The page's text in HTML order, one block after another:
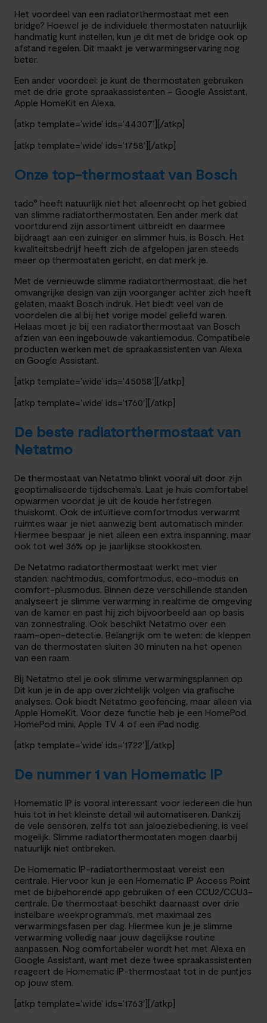
Het voordeel van een radiatorthermostaat met een
bridge? Hoewel je de individuele thermostaten natuurlijk
handmatig kunt instellen, kun je dit met de bridge ook op
afstand regelen. Dit maakt je verwarmingservaring nog
beter.
Een ander voordeel: je kunt de thermostaten gebruiken
met de drie grote spraakassistenten – Google Assistant,
Apple HomeKit en Alexa.
[atkp template=’wide’ ids=’44307′][/atkp]
[atkp template=’wide’ ids=’1758′][/atkp]
Onze top-thermostaat van Bosch
tado° heeft natuurlijk niet het alleenrecht op het gebied
van slimme radiatorthermostaten. Een ander merk dat
voortdurend zijn assortiment uitbreidt en daarmee
bijdraagt aan een zuiniger en slimmer huis, is Bosch. Het
kwaliteitsbedrijf heeft zich de afgelopen jaren steeds
meer op thermostaten gericht, en dat merk je.
Met de vernieuwde slimme radiatorthermostaat, die het
omvangrijke design van zijn voorganger achter zich heeft
gelaten, maakt Bosch indruk. Het biedt veel van de
voordelen die al bij het vorige model geliefd waren.
Helaas moet je bij een radiatorthermostaat van Bosch
afzien van een ingebouwde vakantiemodus. Compatibele
producten werken met de spraakassistenten van Alexa
en Google Assistant.
[atkp template=’wide’ ids=’45058′][/atkp]
[atkp template=’wide’ ids=’1760′][/atkp]
De beste radiatorthermostaat van
Netatmo
De thermostaat van Netatmo blinkt vooral uit door zijn
geoptimaliseerde tijdschema’s. Laat je huis comfortabel
opwarmen voordat je uit de koude herfstregen
thuiskomt. Ook de intuïtieve comfortmodus verwarmt
ruimtes waar je niet aanwezig bent automatisch minder.
Hiermee bespaar je niet alleen een extra inspanning, maar
ook tot wel 36% op je jaarlijkse stookkosten.
De Netatmo radiatorthermostaat werkt met vier
standen: nachtmodus, comfortmodus, eco-modus en
comfort-plusmodus. Binnen deze verschillende standen
analyseert je slimme verwarming in realtime de omgeving
van de kamer en past hij zich bijvoorbeeld aan op basis
van zonnestraling. Ook beschikt Netatmo over een
raam-open-detectie. Belangrijk om te weten: de kleppen
van de thermostaten sluiten 30 minuten na het openen
van een raam.
Bij Netatmo stel je ook slimme verwarmingsplannen op.
Dit kun je in de app overzichtelijk volgen via grafische
analyses. Ook biedt Netatmo geofencing, maar alleen via
Apple HomeKit. Voor deze functie heb je een HomePod,
HomePod mini, Apple TV 4 of een iPad nodig.
[atkp template=’wide’ ids=’1722′][/atkp]
De nummer 1 van Homematic IP
Homematic IP is vooral interessant voor iedereen die hun
huis tot in het kleinste detail wil automatiseren. Dankzij
de vele sensoren, zelfs tot aan jaloeziebediening, is veel
mogelijk. Slimme radiatorthermostaten mogen daarbij
natuurlijk niet ontbreken.
De Homematic IP-radiatorthermostaat vereist een
centrale. Hiervoor kun je een Homematic IP Access Point
met de bijbehorende app gebruiken of een CCU2/CCU3-
centrale. De thermostaat beschikt daarnaast over drie
instelbare weekprogramma’s, met maximaal zes
verwarmingsfasen per dag. Hiermee kun je je slimme
verwarming volledig naar jouw dagelijkse routine
aanpassen. Nog comfortabeler wordt het met Alexa en
Google Assistant, want met deze twee spraakassistenten
reageert de Homematic IP-thermostaat tot in de puntjes
op jouw stem.
[atkp template=’wide’ ids=’1763′][/atkp]